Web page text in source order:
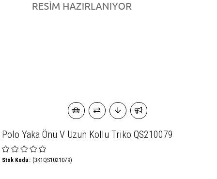
Polo Yaka Önü V Uzun Kollu Triko QS210079
(3K1QS1021079)
Stok Kodu